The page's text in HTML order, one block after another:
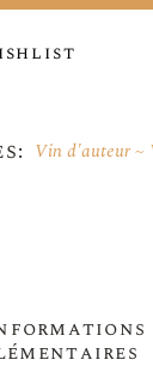
Vin d'auteur